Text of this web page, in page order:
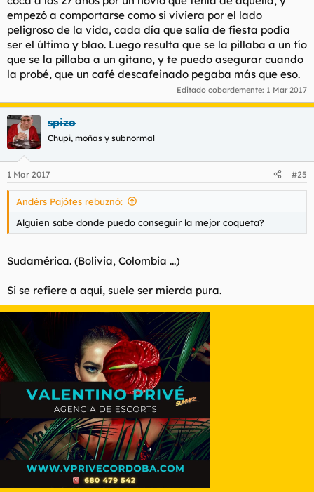
nerviosas para poder justificar su existencia.
empezó a comportarse como si viviera por el lado
peligroso de la vida, cada día que salía de fiesta podía
ser el último y blao. Luego resulta que se la pillaba a un tío
que se la pillaba a un gitano, y te puedo asegurar cuando
la probé, que un café descafeinado pegaba más que eso.
Editado cobardemente: 1 Mar 2017
spizo
Chupi, moñas y subnormal
1 Mar 2017 #25
Andérs Pajótes rebuznó:
Alguien sabe donde puedo conseguir la mejor coqueta?
Sudamérica. (Bolivia, Colombia ...)
Si se refiere a aquí, suele ser mierda pura.